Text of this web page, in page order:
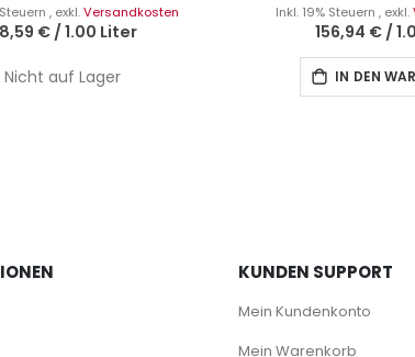
, exkl.Versandkosten
€/1.00 Liter
Nicht auf Lager
Inkl. 19% Steuern , exkl.
156,94 € /
IN DEN
KUNDEN SUPPORT
Mein Kundenkonto
Mein Warenkorb